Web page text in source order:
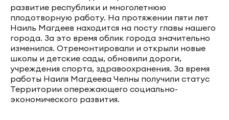
развитие республики и многолетнюю
плодотворную работу. На протяжении пяти лет
Наиль Магдеев находится на посту главы нашего
города. За это время облик города значительно
изменился. Отремонтировали и открыли новые
школы и детские сады, обновили дороги,
учреждения спорта, здравоохранения. За время
работы Наиля Магдеева Челны получили статус
Территории опережающего социально-
экономического развития.